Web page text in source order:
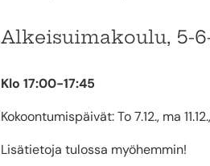
Alkeisuimakoulu, 5-
Klo 17:00-17:45
Kokoontumispäivät: To 7.12., ma
Lisätietoja tulossa myöhemmin!